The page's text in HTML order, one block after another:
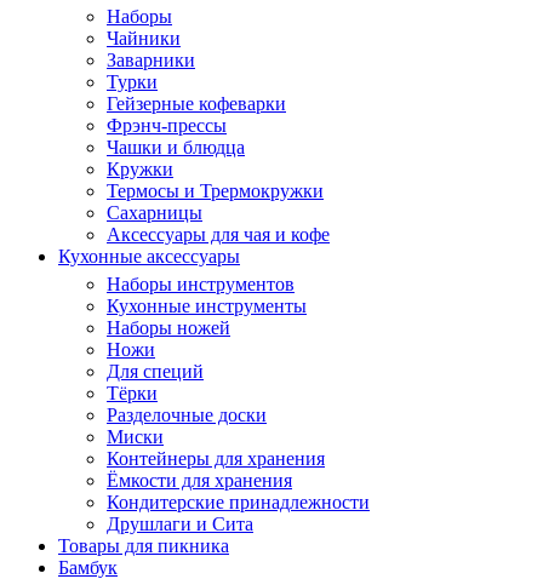
Наборы
Чайники
Заварники
Турки
Гейзерные кофеварки
Фрэнч-прессы
Чашки и блюдца
Кружки
Термосы и Трермокружки
Сахарницы
Аксессуары для чая и кофе
Кухонные аксессуары
Наборы инструментов
Кухонные инструменты
Наборы ножей
Ножи
Для специй
Тёрки
Разделочные доски
Миски
Контейнеры для хранения
Ёмкости для хранения
Кондитерские принадлежности
Друшлаги и Сита
Товары для пикника
Бамбук